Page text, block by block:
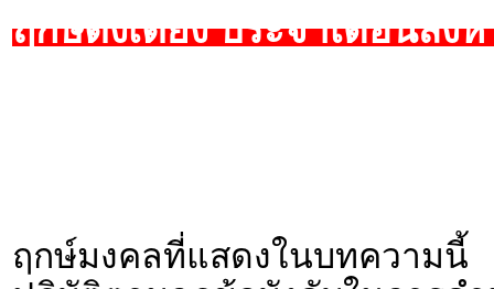
ฤกษ์ตั้งเตียง ประจำเดือนสิง
ฤกษ์มงคลที่แสดงในบทความ